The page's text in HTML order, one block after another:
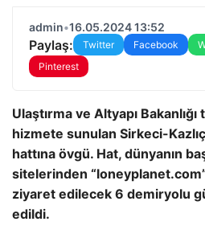
admin•16.05.2024 13:52
Paylaş: Twitter Facebook
Pinterest
Ulaştırma ve Altyapı
hizmete sunulan Sirkeci-
hattına övgü. Hat, dünyanın
sitelerinden
ziyaret edilecek 6 demiryolu
edildi.